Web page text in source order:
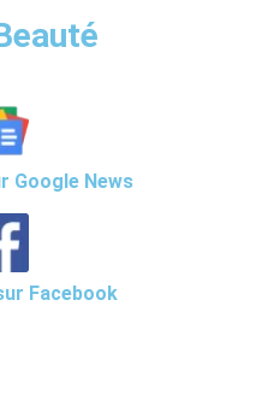
Google News
Facebook